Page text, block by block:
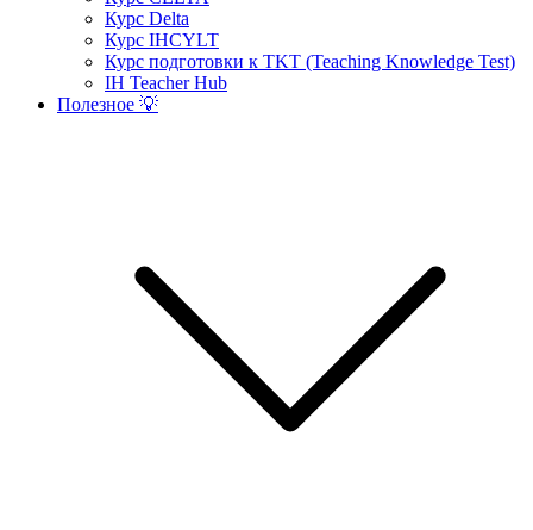
Курс Delta
Курс IHCYLT
Курс подготовки к TKT (Teaching Knowledge Test)
IH Teacher Hub
Полезное 💡